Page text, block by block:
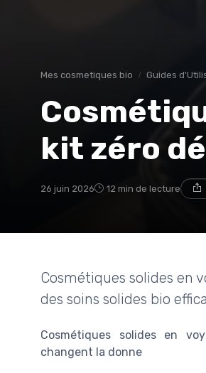
Mes cosmetiques bio Guides
kit zéro
26 juin 2026 12 min de lecture
Cosmétiques solides en
des soins solides bio
Cosmétiques solides en
changent la donne